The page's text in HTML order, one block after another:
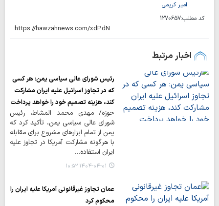
امیر کریمی
کد مطلب:1270657
اخبار مرتبط
رئیس شورای عالی سیاسی یمن: هر کسی
که در تجاوز اسرائیل علیه ایران مشارکت
کند، هزینه تصمیم خود را خواهد پرداخت
حوزه/ مهدی محمد المشاط، رئیس
شورای عالی سیاسی یمن، تأکید کرد که
یمن از تمام ابزارهای مشروع برای مقابله
با هرگونه مشارکت آمریکا در تجاوز علیه
ایران استفاده…
۱۴۰۴-۰۴-۰۱ ۱۰:۵۲
عمان تجاوز غیرقانونی آمریکا علیه ایران را
محکوم کرد